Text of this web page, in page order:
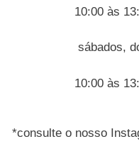
10:00 às
sábados,
10:00 às
*consulte o nosso